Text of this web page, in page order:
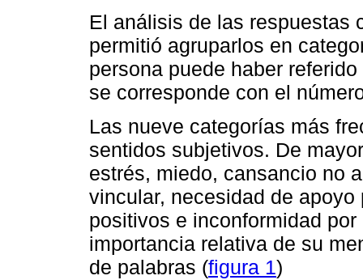
El análisis de las respuestas
permitió agruparlos en
persona puede haber
se corresponde con el
Las nueve categorías más
sentidos subjetivos. De
estrés, miedo, cansancio no
vincular, necesidad de
positivos e inconformidad
importancia relativa de su
de palabras (figura 1)